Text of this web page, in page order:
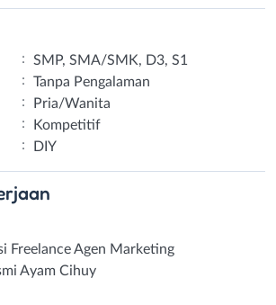
:
SMP, SMA/SMK, D3, S1
:
Tanpa Pengalaman
:
Pria/Wanita
:
Kompetitif
: DIY
Freelance Agen Marketing
Ayam Cihuy